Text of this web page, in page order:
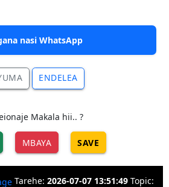
nasi WhatsApp
ENDELEA
Makala hii.. ?
MBAYA SAVE
Tarehe: 2026-07-07 13:51:49 Topic: